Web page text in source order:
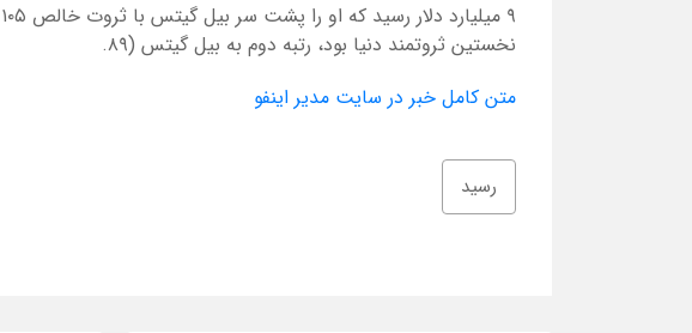
نخستین ثروتمند دنیا بود، رتبه دوم به بیل گیتس (۸۹.
متن کامل خبر در سایت مدیر اینفو
رسید